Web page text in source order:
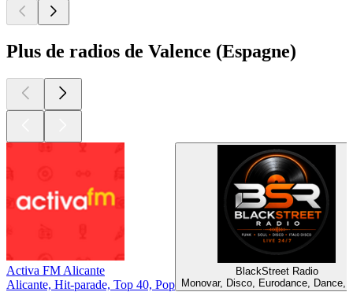
Plus de radios de Valence (Espagne)
Activa FM Alicante
Alicante, Hit-parade, Top 40, Pop
BlackStreet Radio
Monovar, Disco, Eurodance, Dance,